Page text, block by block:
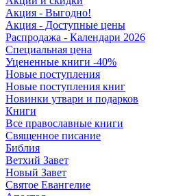
Акция - Выгодно!
Акция - Доступные цены
Распродажа - Календари 2026
Специальная цена
Уцененные книги -40%
Новые поступления
Новые поступления книг
Новинки утвари и подарков
Книги
Все православные книги
Священное писание
Библия
Ветхий Завет
Новый Завет
Святое Евангелие